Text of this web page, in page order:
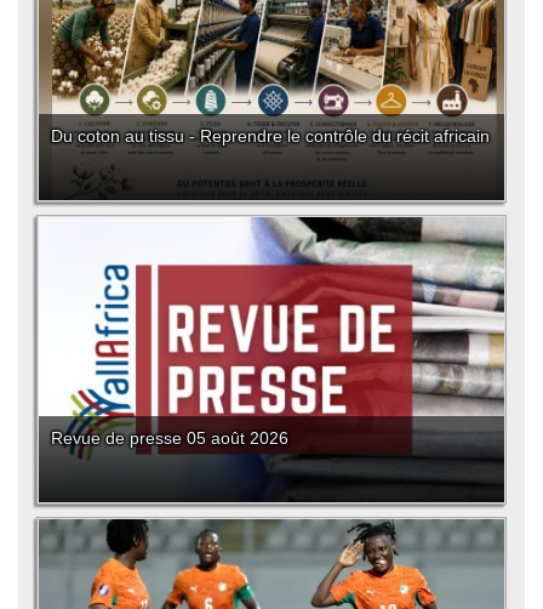
Du coton au tissu - Reprendre le contrôle du récit africain
Revue de presse 05 août 2026